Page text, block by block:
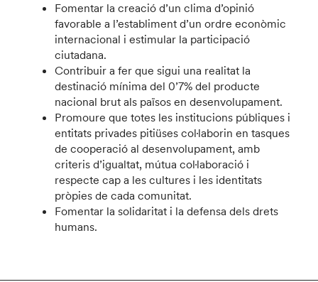
Fomentar la creació d’un clima d’opinió
favorable a l’establiment d’un ordre econòmic
internacional i estimular la participació
ciutadana.
Contribuir a fer que sigui una realitat la
destinació mínima del 0’7% del producte
nacional brut als països en desenvolupament.
Promoure que totes les institucions públiques i
entitats privades pitiüses col·laborin en tasques
de cooperació al desenvolupament, amb
criteris d’igualtat, mútua col·laboració i
respecte cap a les cultures i les identitats
pròpies de cada comunitat.
Fomentar la solidaritat i la defensa dels drets
humans.